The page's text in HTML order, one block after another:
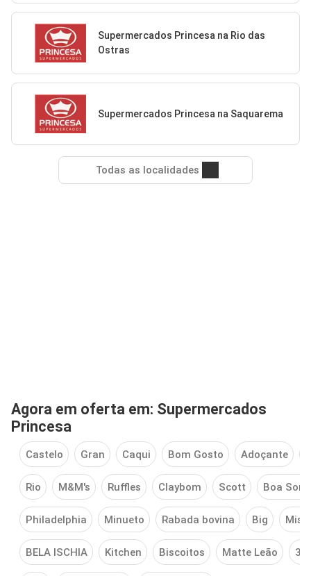
Supermercados Princesa na Rio das
Ostras
Supermercados Princesa na Saquarema
Todas as localidades
Agora em oferta em: Supermercados
Princesa
Castelo Gran Caqui Bom Gosto Adoçante
Rio M&M's Ruffles Claybom Scott Boa
Philadelphia Minueto Rabada bovina Big
BELA ISCHIA Kitchen Biscoitos Matte Leão 3